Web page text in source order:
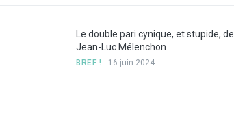
Le double pari cynique, et stupide, de
Jean-Luc Mélenchon
BREF ! - 16 juin 2024